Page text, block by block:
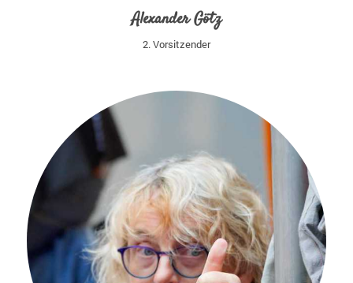
Alexander Götz
2. Vorsitzender